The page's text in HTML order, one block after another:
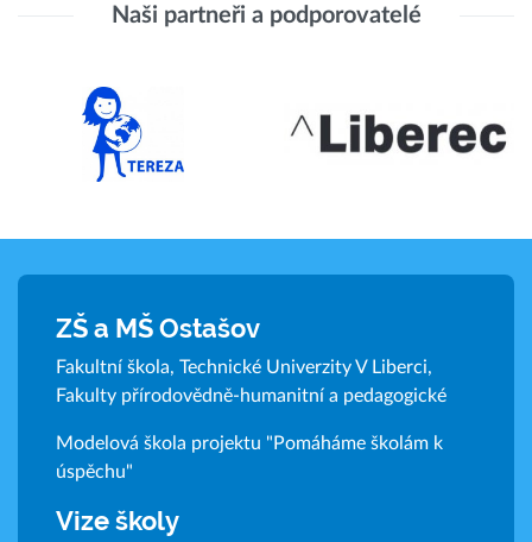
Naši partneři a podporovatelé
ZŠ a MŠ Ostašov
Fakultní škola, Technické Univerzity V Liberci,
Fakulty přírodovědně-humanitní a pedagogické
Modelová škola projektu "Pomáháme školám k
úspěchu"
Vize školy